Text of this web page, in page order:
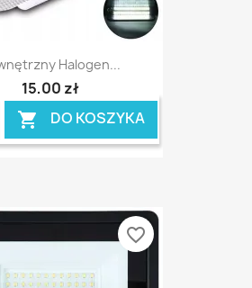
Halogen...
15,00 zł
 DO KOSZYKA
favorite_border